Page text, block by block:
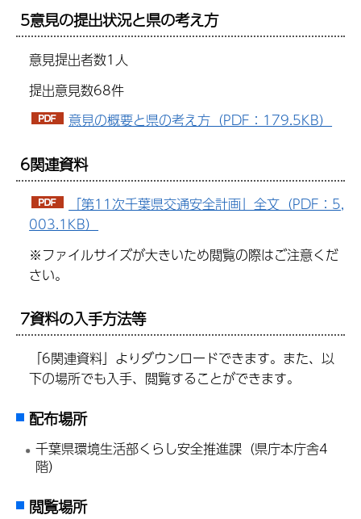
5意見の提出状況と県の考え方
意見提出者数1人
提出意見数68件
意見の概要と県の考え方（PDF：179.5KB）
6関連資料
「第11次千葉県交通安全計画」全文（PDF：5,
003.1KB）
※ファイルサイズが大きいため閲覧の際はご注意くだ
さい。
7資料の入手方法等
「6関連資料」よりダウンロードできます。また、以
下の場所でも入手、閲覧することができます。
配布場所
千葉県環境生活部くらし安全推進課（県庁本庁舎4
階）
閲覧場所